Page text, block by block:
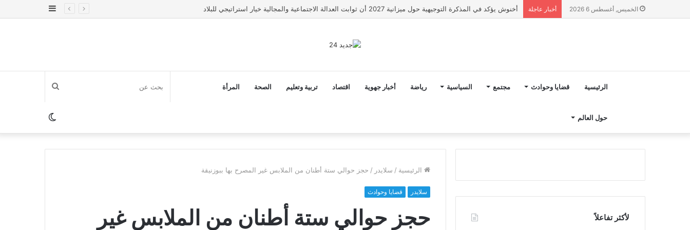
الخميس, أغسطس 6 2026 أخبار عاجلة رسميا.. تعيين هيرفي رونار مدربا لمنتخب كوت ديفوار
إضافة
الرئيسية قضايا وحوادث مجتمع السياسية رياضة أخبار جهوية اقتصاد تربية وتعليم الصحة المرأة
حول العالم
بحث
عنالوضع
المظلم
الرئيسية / سلايدر / حجز حوالي ستة أطنان من الملابس غير المصرح بها ببوزنيقة
سلايدر قضايا وحوادث
حجز حوالي ستة أطنان من الملابس غير
لأكثر تفاعلاً